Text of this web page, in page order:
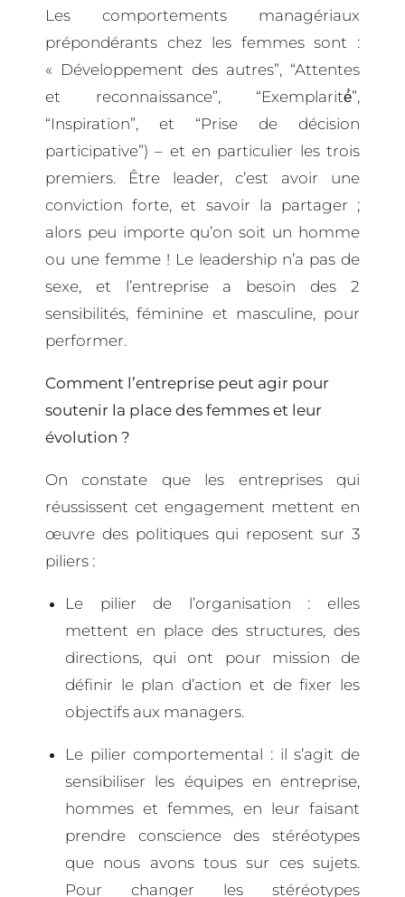
Les comportements managériaux
prépondérants chez les femmes sont :
« Développement des autres”, “Attentes
et reconnaissance”, “Exemplarité́”,
“Inspiration”, et “Prise de décision
participative”) – et en particulier les trois
premiers. Être leader, c’est avoir une
conviction forte, et savoir la partager ;
alors peu importe qu’on soit un homme
ou une femme ! Le leadership n’a pas de
sexe, et l’entreprise a besoin des 2
sensibilités, féminine et masculine, pour
performer.
Comment l’entreprise peut agir pour
soutenir la place des femmes et leur
évolution ?
On constate que les entreprises qui
réussissent cet engagement mettent en
œuvre des politiques qui reposent sur 3
piliers :
Le pilier de l’organisation : elles
mettent en place des structures, des
directions, qui ont pour mission de
définir le plan d’action et de fixer les
objectifs aux managers.
Le pilier comportemental : il s’agit de
sensibiliser les équipes en entreprise,
hommes et femmes, en leur faisant
prendre conscience des stéréotypes
que nous avons tous sur ces sujets.
Pour changer les stéréotypes